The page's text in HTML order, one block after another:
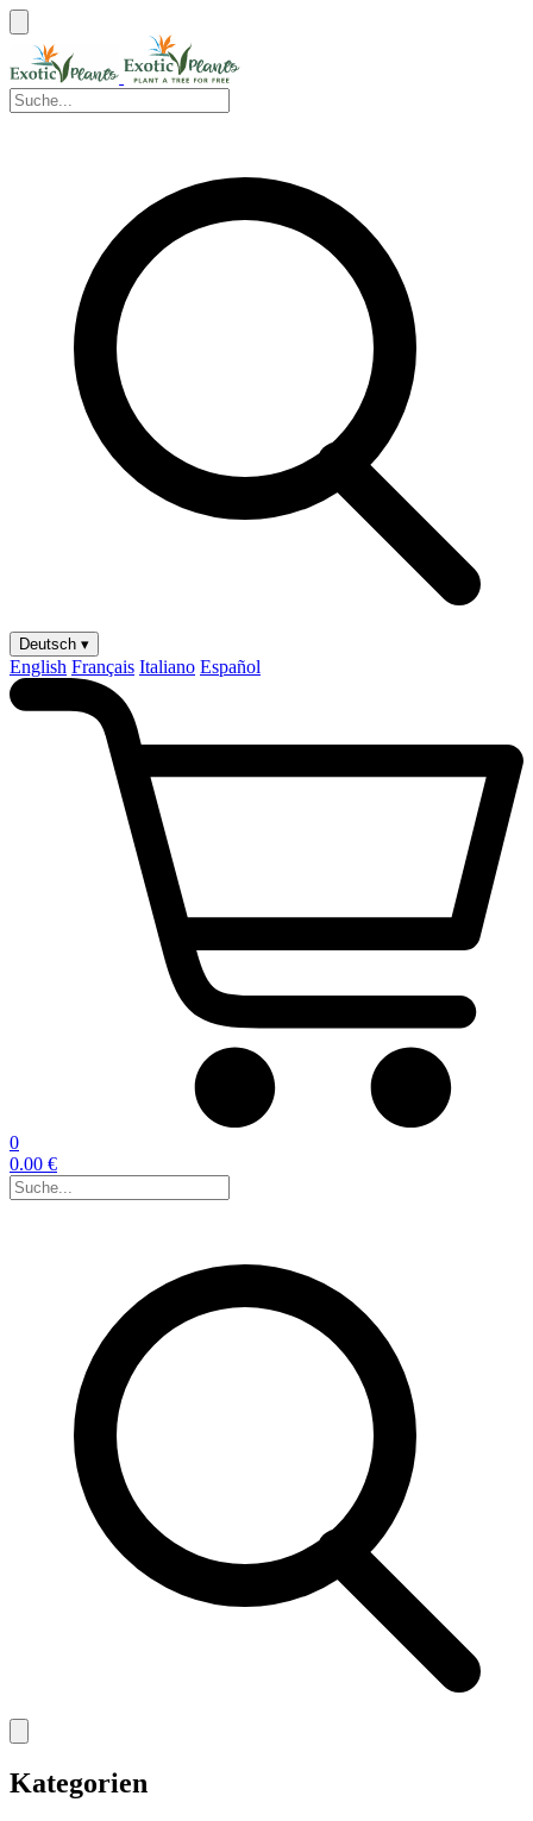
Deutsch ▾
English Français Italiano Español
0
0.00 €
Kategorien